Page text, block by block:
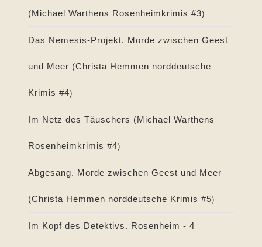
(Michael Warthens Rosenheimkrimis #3)
Das Nemesis-Projekt. Morde zwischen Geest
und Meer (Christa Hemmen norddeutsche
Krimis #4)
Im Netz des Täuschers (Michael Warthens
Rosenheimkrimis #4)
Abgesang. Morde zwischen Geest und Meer
(Christa Hemmen norddeutsche Krimis #5)
Im Kopf des Detektivs. Rosenheim - 4